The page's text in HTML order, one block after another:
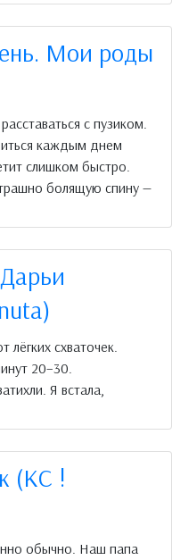
Мои роды
с пузиком.
каждым днем
слишком быстро.
болящую спину —
лёгких схваточек.
20–30.
Я встала,
(КС !
обычно. Наш папа